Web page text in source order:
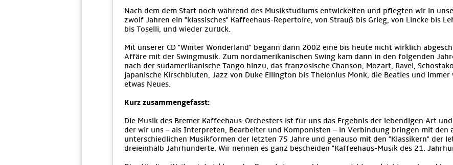
Nach dem dem Start noch während des Musikstudiums entwickelten und pflegten wir in
zwölf Jahren ein "klassisches" Kaffeehaus-Repertoire, von Strauß bis Grieg, von Lincke bis
bis Toselli, und wieder zurück.
Mit unserer CD "Winter Wonderland" begann dann 2002 eine bis heute nicht wirklich
Affäre mit der Swingmusik. Zum nordamerikanischen Swing kam dann in den folgenden
nach der südamerikanische Tango hinzu, das französische Chanson, Mozart, Ravel,
japanische Kirschblüten, Jazz von Duke Ellington bis Thelonius Monk, die Beatles und immer
etwas Neues.
Kurz zusammengefasst:
Die Musik des Bremer Kaffeehaus-Orchesters ist für uns das Ergebnis der lebendigen Art und
der wir uns – als Interpreten, Bearbeiter und Komponisten – in Verbindung bringen mit den
unterschiedlichen Musikformen der letzten 75 Jahre und genauso mit den "Klassikern" der
dreieinhalb Jahrhunderte. Wir nennen es ganz bescheiden "Kaffeehaus-Musik des 21.